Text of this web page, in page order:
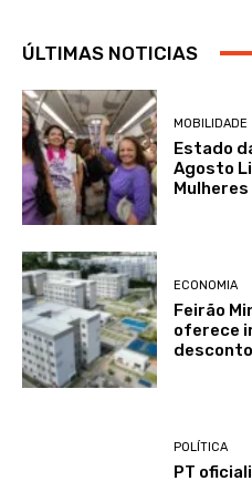
ÚLTIMAS NOTICIAS
MOBILIDADE
Estado
Agosto
ECONOMIA
Feirão
oferece
POLÍTICA
PT